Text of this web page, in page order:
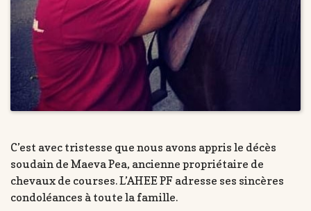
C’est avec tristesse que nous avons appris le décès
soudain de Maeva Pea, ancienne propriétaire de
chevaux de courses. L’AHEE PF adresse ses sincères
condoléances à toute la famille.